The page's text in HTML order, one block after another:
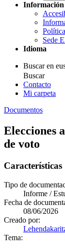
Información
Sede
Idioma
Buscar en
Buscar
Contacto
Mi carpeta
Documentos
Elecciones
de voto
Características
Tipo de
Informe /
Fecha de
08/06/2026
Creado por:
Tema: